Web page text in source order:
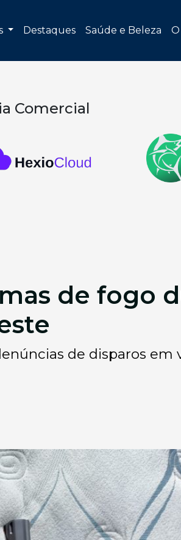
Destaques Saúde e Beleza
Comercial
de fogo
de disparos em